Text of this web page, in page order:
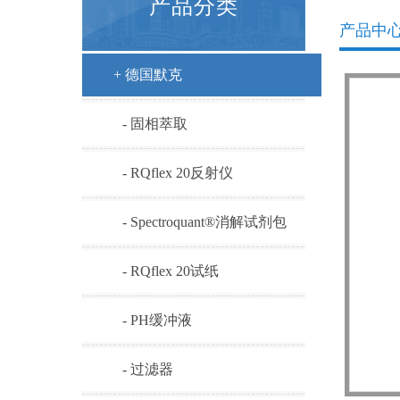
产品分类
+ 德国默克
- 固相萃取
- RQflex 20反射仪
- Spectroquant®消解试剂包
- RQflex 20试纸
- PH缓冲液
- 过滤器
产品中